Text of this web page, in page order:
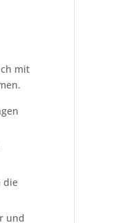
mit
die
und